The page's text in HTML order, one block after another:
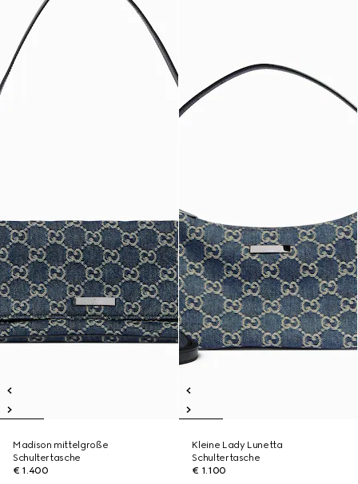
Madison mittelgroße
Schultertasche
€ 1.400
Kleine Lady Lunetta
Schultertasche
€ 1.100